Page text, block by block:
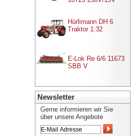
Hürlimann DH 6
Traktor 1:32
E-Lok Re 6/6 11673
SBB V
Newsletter
Gerne informieren wir Sie
über unsere Angebote